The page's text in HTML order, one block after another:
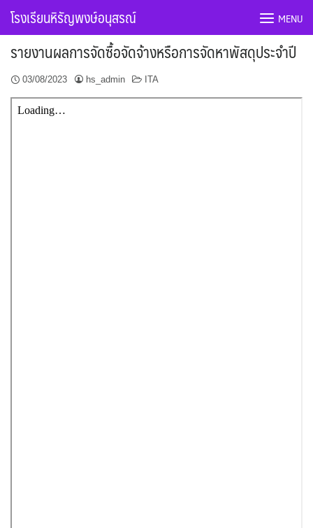
โรงเรียนหิรัญพงษ์อนุสรณ์ MENU
รายงานผลการจัดซื้อจัดจ้างหรือการจัดหาพัสดุประจำปี
03/08/2023 hs_admin ITA